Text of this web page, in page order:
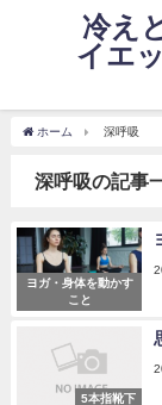
冷え
イエ
ホーム 深呼吸
深呼吸の記事
ヨガ・身体を動かす
こと
5本指靴下